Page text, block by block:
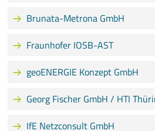
Brunata-Metrona GmbH
Fraunhofer IOSB-AST
geoENERGIE Konzept GmbH
Georg Fischer GmbH / HTI
IfE Netzconsult GmbH